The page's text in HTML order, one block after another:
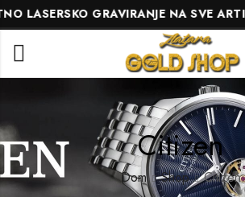
GRAVIRANJE NA SVE ARTIKLE •
Citizen
Dom Shop Citizen